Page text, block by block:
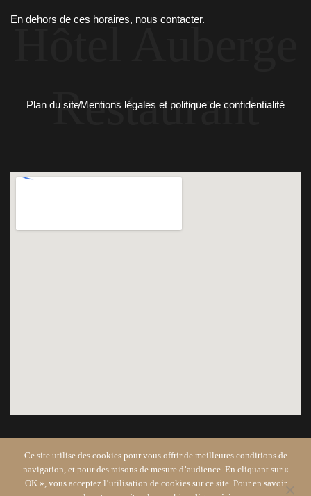
En dehors de ces horaires, nous contacter.
Plan du siteMentions légales et politique de confidentialité
Ce site utilise des cookies pour vous offrir de meilleures conditions de
navigation, et pour des raisons de mesure d’audience. En cliquant sur «
OK », vous acceptez l’utilisation de cookies sur ce site. Pour en savoir